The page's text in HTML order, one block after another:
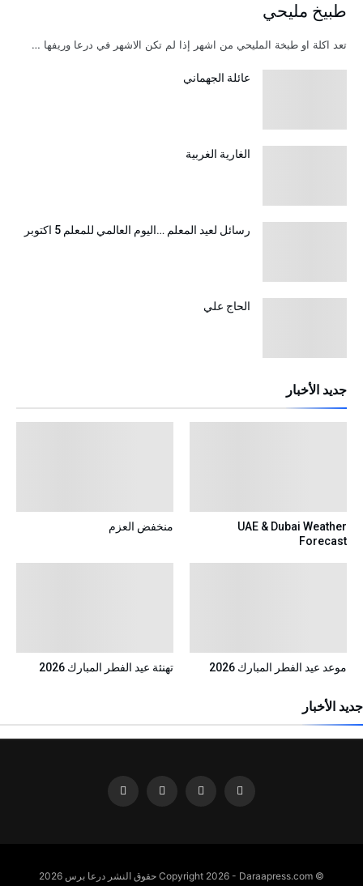
طبيخ مليحي
تعد اكلة او طبخة المليحي من اشهر إذا لم تكن الاشهر في درعا وريفها …
عائلة الجهماني
الغارية الغربية
رسائل لعيد المعلم …اليوم العالمي للمعلم 5 اكتوبر
الحاج علي
جديد الأخبار
منخفض العزم
UAE & Dubai Weather
Forecast
تهنئة عيد الفطر المبارك 2026 موعد عيد الفطر المبارك 2026
جديد الأخبار
© Copyright 2026 - Daraapress.com حقوق النشر درعا برس 2026